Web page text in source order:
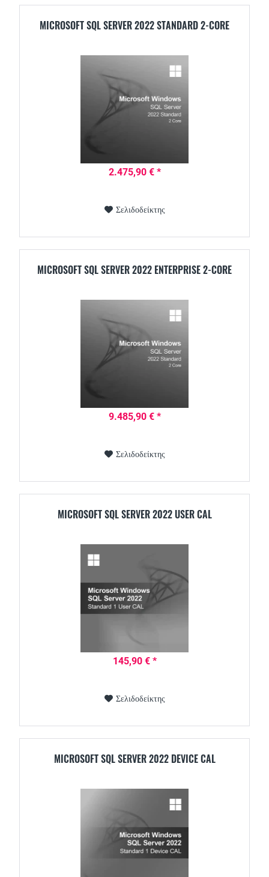
MICROSOFT SQL SERVER 2022 STANDARD 2-CORE
2.475,90 € *
Σελιδοδείκτης
MICROSOFT SQL SERVER 2022 ENTERPRISE 2-CORE
9.485,90 € *
Σελιδοδείκτης
MICROSOFT SQL SERVER 2022 USER CAL
145,90 € *
Σελιδοδείκτης
MICROSOFT SQL SERVER 2022 DEVICE CAL